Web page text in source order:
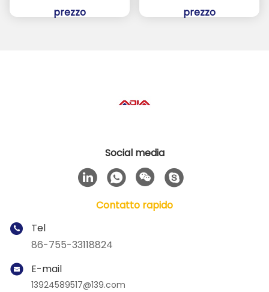
prezzo
prezzo
Social media
Contatto rapido
Tel
86-755-33118824
E-mail
13924589517@139.com